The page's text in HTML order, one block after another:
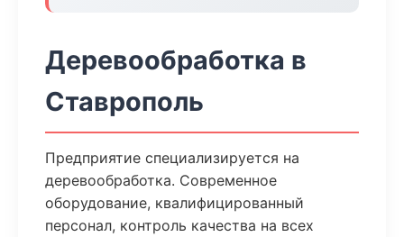
Деревообработка в
Ставрополь
Предприятие специализируется на
деревообработка. Современное
оборудование, квалифицированный
персонал, контроль качества на всех